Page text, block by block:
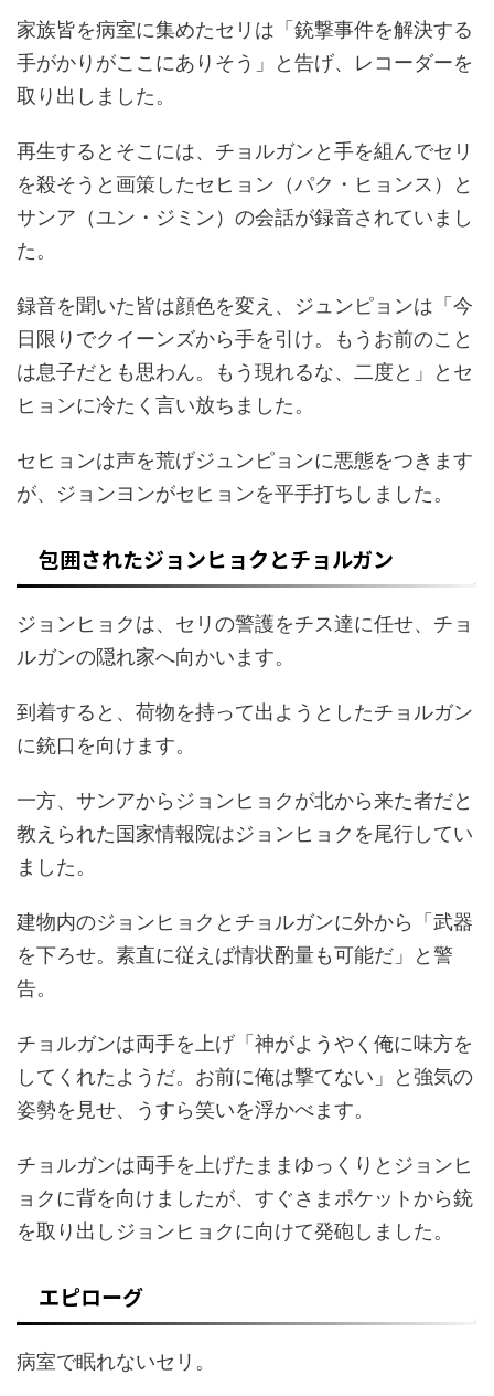
家族皆を病室に集めたセリは「銃撃事件を解決する
手がかりがここにありそう」と告げ、レコーダーを
取り出しました。
再生するとそこには、チョルガンと手を組んでセリ
を殺そうと画策したセヒョン（パク・ヒョンス）と
サンア（ユン・ジミン）の会話が録音されていまし
た。
録音を聞いた皆は顔色を変え、ジュンピョンは「今
日限りでクイーンズから手を引け。もうお前のこと
は息子だとも思わん。もう現れるな、二度と」とセ
ヒョンに冷たく言い放ちました。
セヒョンは声を荒げジュンピョンに悪態をつきます
が、ジョンヨンがセヒョンを平手打ちしました。
包囲されたジョンヒョクとチョルガン
ジョンヒョクは、セリの警護をチス達に任せ、チョ
ルガンの隠れ家へ向かいます。
到着すると、荷物を持って出ようとしたチョルガン
に銃口を向けます。
一方、サンアからジョンヒョクが北から来た者だと
教えられた国家情報院はジョンヒョクを尾行してい
ました。
建物内のジョンヒョクとチョルガンに外から「武器
を下ろせ。素直に従えば情状酌量も可能だ」と警
告。
チョルガンは両手を上げ「神がようやく俺に味方を
してくれたようだ。お前に俺は撃てない」と強気の
姿勢を見せ、うすら笑いを浮かべます。
チョルガンは両手を上げたままゆっくりとジョンヒ
ョクに背を向けましたが、すぐさまポケットから銃
を取り出しジョンヒョクに向けて発砲しました。
エピローグ
病室で眠れないセリ。